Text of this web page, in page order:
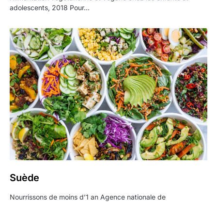
adolescents, 2018 Pour…
Suède
Nourrissons de moins d’1 an Agence nationale de